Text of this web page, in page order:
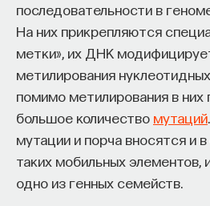
последовательности в
На них прикрепляются
метки», их ДНК
метилирования
помимо метилирования в них
большое количество мутаций
мутации и порча вносятся и
таких мобильных элементов,
одно из генных семейств.
оно формируется. Нам долго
преподаватель может
изложить материал, а
его и затем воспроизвести.
момент происходит потом,
остается один на один с
и пытается что-то с ним
что настоящее образование
не в аудитории, а за ее